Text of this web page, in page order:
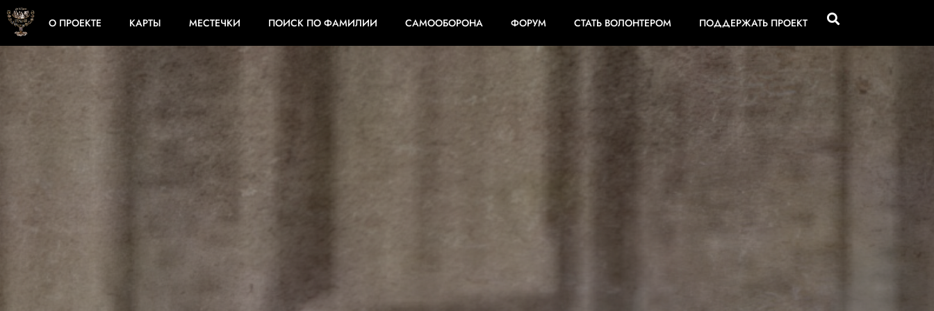
О ПРОЕКТЕ КАРТЫ МЕСТЕЧКИ ПОИСК ПО ФАМИЛИИ САМООБОРОНА ФОРУМ СТАТЬ ВОЛОНТЕРОМ ПОДДЕРЖАТЬ ПРОЕКТ
СОБЫТИЯ
ПОГРОМ В КОЗЛОВЕ (1919